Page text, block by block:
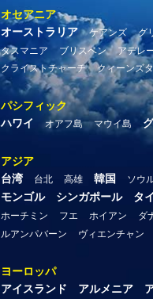
オセアニア
オーストラリア
ケアンズ グ
タスマニア
ブリスベン アデレ
クライストチャーチ
クィーンズ
パシフィック
ハワイ
オアフ島 マウイ島
アジア
台湾
台北 高雄 韓国 ソウ
モンゴル
シンガポール タイ
ホーチミン
フエ ホイアン ダ
ルアンパバーン ヴィエンチャン
ヨーロッパ
アイスランド
アルメニア